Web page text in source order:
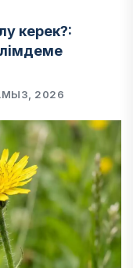
керек?:
2026